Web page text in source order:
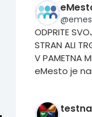
@
ODPRITE
STRAN ALI
V PAMETNA
eMesto je
povežemo v